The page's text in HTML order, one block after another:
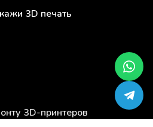
3D печать
3D-принтеров